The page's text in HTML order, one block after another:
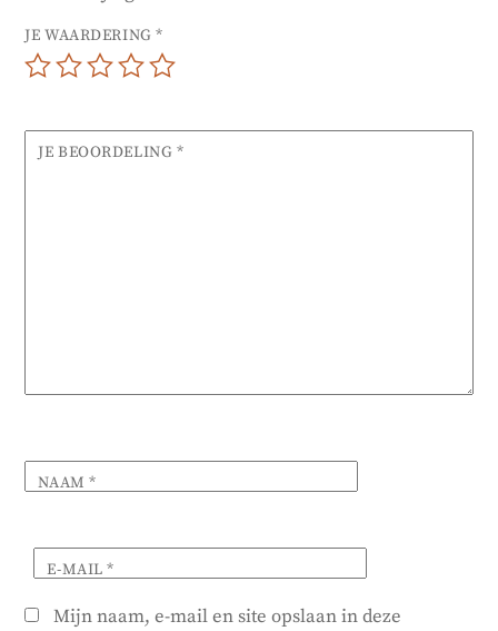
JE WAARDERING*
JE BEOORDELING *
NAAM*
E-MAIL*
Mijn naam, e-mail en site opslaan in deze